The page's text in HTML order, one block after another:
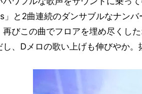
」と2曲連続のダンサブルなナンバ
再びこの曲でフロアを埋め尽くし
し、Dメロの歌い上げも伸びやか。